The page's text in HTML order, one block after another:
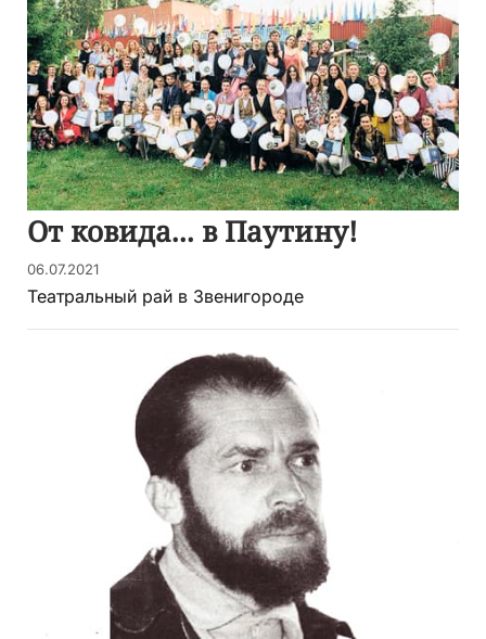
От ковида... в Паутину!
06.07.2021
Театральный рай в Звенигороде